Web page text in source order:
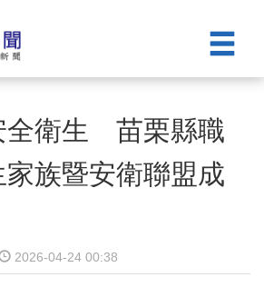
全衛生 苗栗縣職
族暨安衛聯盟成
2026-04-24 00:38